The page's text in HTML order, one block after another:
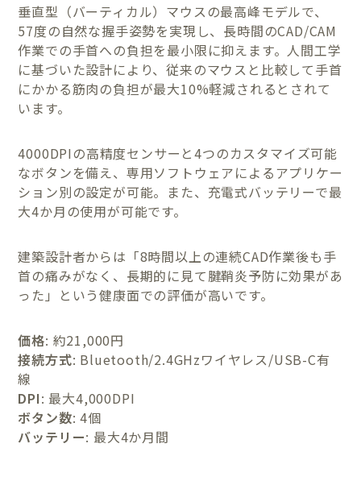
垂直型（バーティカル）マウスの最高峰モデルで、
57度の自然な握手姿勢を実現し、長時間のCAD/CAM
作業での手首への負担を最小限に抑えます。人間工学
に基づいた設計により、従来のマウスと比較して手首
にかかる筋肉の負担が最大10%軽減されるとされて
います。
4000DPIの高精度センサーと4つのカスタマイズ可能
なボタンを備え、専用ソフトウェアによるアプリケー
ション別の設定が可能。また、充電式バッテリーで最
大4か月の使用が可能です。
建築設計者からは「8時間以上の連続CAD作業後も手
首の痛みがなく、長期的に見て腱鞘炎予防に効果があ
った」という健康面での評価が高いです。
価格: 約21,000円
接続方式: Bluetooth/2.4GHzワイヤレス/USB-C有
線
DPI: 最大4,000DPI
ボタン数: 4個
バッテリー: 最大4か月間